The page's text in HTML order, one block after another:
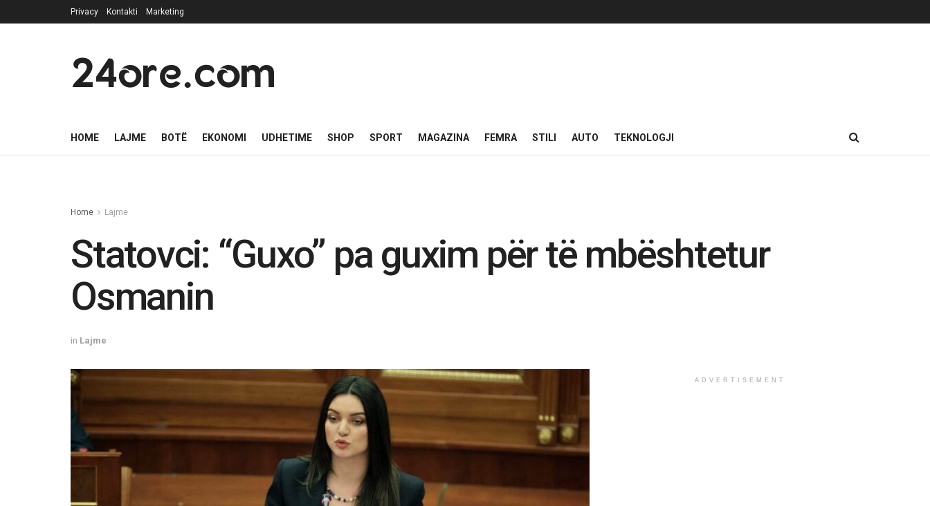
Privacy Kontakti Marketing
24ore.com
HOME LAJME BOTË EKONOMI UDHETIME SHOP SPORT MAGAZINA FEMRA STILI AUTO TEKNOLOGJI
Home Lajme
Statovci: “Guxo” pa guxim për të mbështetur
Osmanin
in Lajme
ADVERTISEMENT